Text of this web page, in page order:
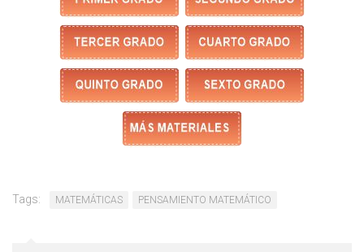
Tags: MATEMÁTICAS PENSAMIENTO MATEMÁTICO